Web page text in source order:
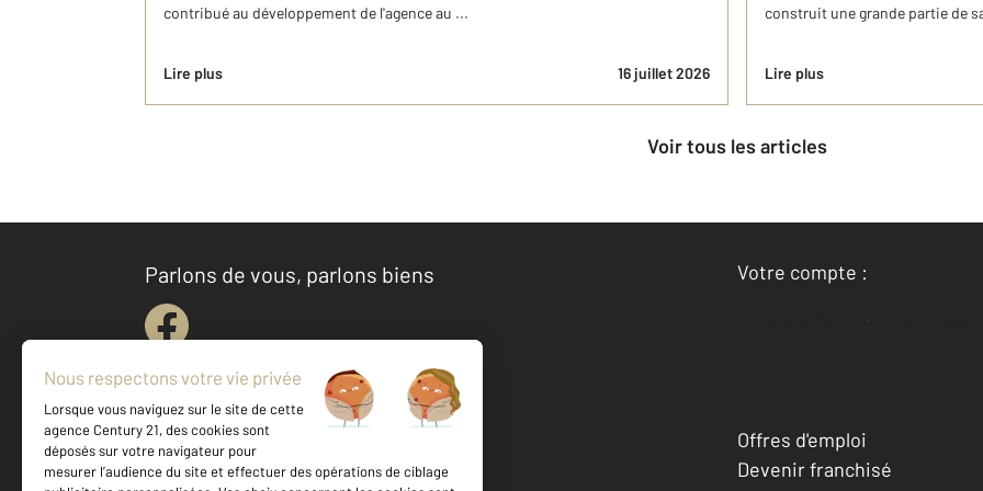
contribué au développement de l'agence au ...
Lire plus 16 juillet 2026
construit une grande partie de
Lire plus
Voir tous les articles
Parlons de vous, parlons biens
Votre compte :
Accéder à mon compte
Offres d'emploi
Devenir franchisé